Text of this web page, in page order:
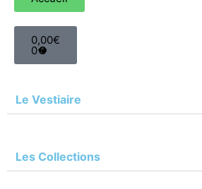
0,00€
0
Le Vestiaire
Les Collections